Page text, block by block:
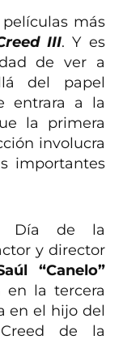
más
III. Y es
de ver a
del papel
entrara a la
la primera
involucra
importantes
Día de la
y director
“Canelo”
en la tercera
en el hijo del
de la